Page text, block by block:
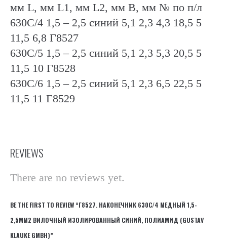
мм L, мм L1, мм L2, мм B, мм № по п/л
630С/4 1,5 – 2,5 синий 5,1 2,3 4,3 18,5 5
11,5 6,8 Г8527
630С/5 1,5 – 2,5 синий 5,1 2,3 5,3 20,5 5
11,5 10 Г8528
630С/6 1,5 – 2,5 синий 5,1 2,3 6,5 22,5 5
11,5 11 Г8529
REVIEWS
There are no reviews yet.
BE THE FIRST TO REVIEW “Г8527. НАКОНЕЧНИК 630С/4 МЕДНЫЙ 1,5-
2,5ММ2 ВИЛОЧНЫЙ ИЗОЛИРОВАННЫЙ СИНИЙ, ПОЛИАМИД (GUSTAV
KLAUKE GMBH)”